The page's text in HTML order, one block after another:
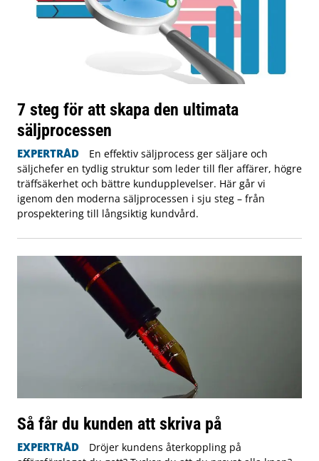
7 steg för att skapa den ultimata
säljprocessen
EXPERTRÅD
En effektiv säljprocess ger säljare och
säljchefer en tydlig struktur som leder till fler affärer, högre
träffsäkerhet och bättre kundupplevelser. Här går vi
igenom den moderna säljprocessen i sju steg – från
prospektering till långsiktig kundvård.
Så får du kunden att skriva på
EXPERTRÅD
Dröjer kundens återkoppling på